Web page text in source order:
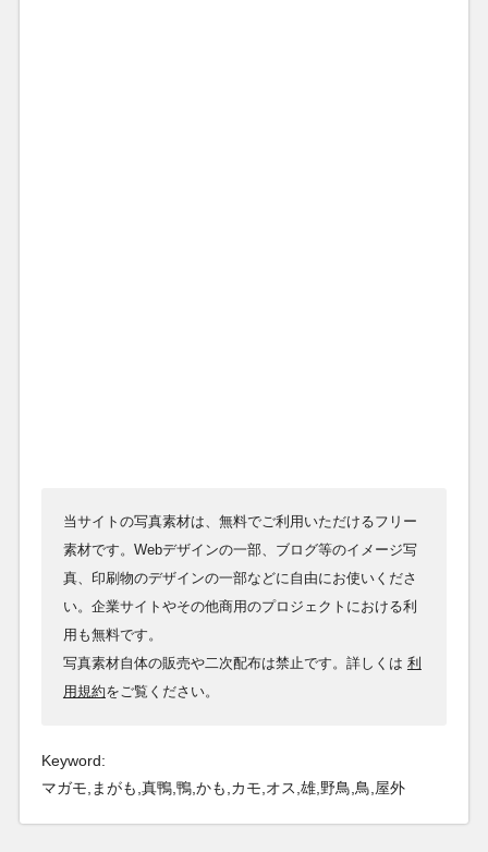
当サイトの写真素材は、無料でご利用いただけるフリー
素材です。Webデザインの一部、ブログ等のイメージ写
真、印刷物のデザインの一部などに自由にお使いくださ
い。企業サイトやその他商用のプロジェクトにおける利
用も無料です。
写真素材自体の販売や二次配布は禁止です。詳しくは 利
用規約をご覧ください。
Keyword:
マガモ,まがも,真鴨,鴨,かも,カモ,オス,雄,野鳥,鳥,屋外